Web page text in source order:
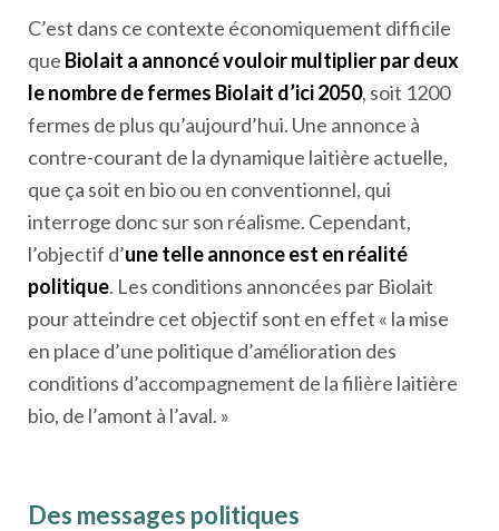
C’est dans ce contexte économiquement difficile
que Biolait a annoncé vouloir multiplier par deux
le nombre de fermes Biolait d’ici 2050, soit 1200
fermes de plus qu’aujourd’hui. Une annonce à
contre-courant de la dynamique laitière actuelle,
que ça soit en bio ou en conventionnel, qui
interroge donc sur son réalisme. Cependant,
l’objectif d’une telle annonce est en réalité
politique. Les conditions annoncées par Biolait
pour atteindre cet objectif sont en effet « la mise
en place d’une politique d’amélioration des
conditions d’accompagnement de la filière laitière
bio, de l’amont à l’aval. »
Des messages politiques